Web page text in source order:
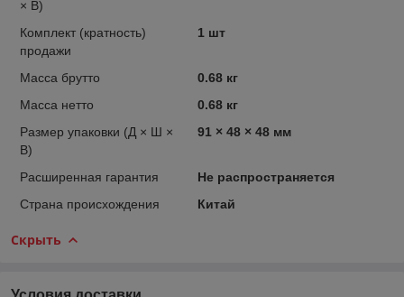
× В)
Комплект (кратность)
продажи
1 шт
Масса брутто
0.68 кг
Масса нетто
0.68 кг
Размер упаковки (Д × Ш ×
В)
91 × 48 × 48 мм
Расширенная гарантия
Не распространяется
Страна происхождения
Китай
Скрыть